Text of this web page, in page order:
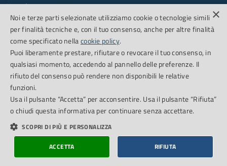
Newsletter
PagoPA
SEGUICI SU
FacebookFeed RSS
Cookie Policy
Credits
Dichiarazione di accessibilità
Obiettivi accessibilità
×
Noi e terze parti selezionate utilizziamo cookie o tecnologie simili
per finalità tecniche e, con il tuo consenso, anche per altre finalità
come specificato nellacookie policy.
Puoi liberamente prestare, rifiutare o revocare il tuo consenso, in
qualsiasi momento, accedendo al pannello delle preferenze. Il
rifiuto del consenso può rendere non disponibili le relative
funzioni.
Usa il pulsante “Accetta” per acconsentire. Usa il pulsante “Rifiuta”
o chiudi questa informativa per continuare senza accettare.
SCOPRI DI PIÙ E PERSONALIZZA
ACCETTA RIFIUTA